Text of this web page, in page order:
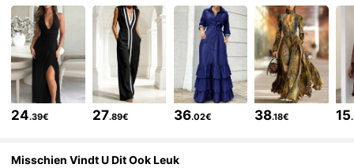
4.72
4.72 8K Volgers
24.39€ 27.89€ 36.02€ 38.18€ 15
Misschien Vindt U Dit Ook Leuk